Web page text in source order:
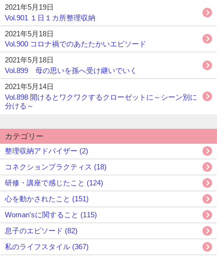
2021年5月19日
Vol.901 １日１カ所整理収納
2021年5月18日
Vol.900 コロナ禍でのあたたかいエピソード
2021年5月18日
Vol.899 母の思いを孫へ受け継いでいく
2021年5月14日
Vol.898 開けるとワクワクするクローゼットに～シーン別に
分ける～
カテゴリー
整理収納アドバイザー (2)
コネクションプラクティス (18)
研修・講座で感じたこと (124)
心を動かされたこと (151)
Woman'sに関すること (115)
息子のエピソード (82)
私のライフスタイル (367)